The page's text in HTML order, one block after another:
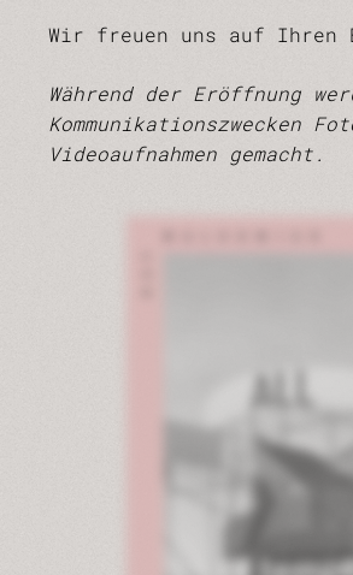
Wir freuen uns auf Ihren
Während der Eröffnung
Kommunikationszwecken
Videoaufnahmen gemacht.